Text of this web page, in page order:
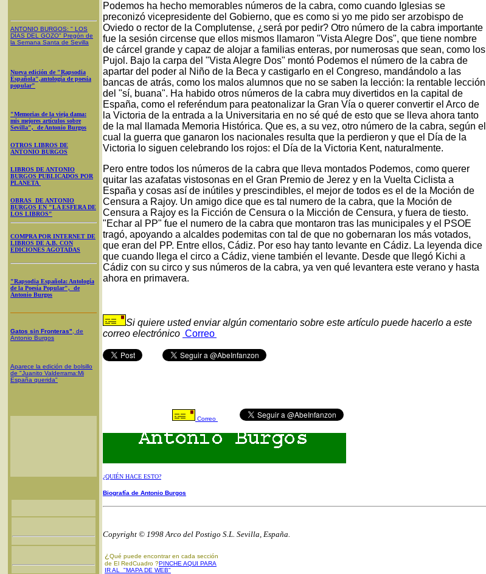
ANTONIO BURGOS: " LOS
DÍAS DEL GOZO" Pregón de
la Semana Santa de Sevilla
Nueva edición de "Rapsodia
Española",antología de poesía
popular"
"Memorias de la vieja dama:
mis mejores artículos sobre
Sevilla", de Antonio Burgos
OTROS LIBROS DE
ANTONIO BURGOS
LIBROS DE ANTONIO
BURGOS PUBLICADOS POR
PLANETA
OBRAS DE ANTONIO
BURGOS EN "LA ESFERA DE
LOS LIBROS"
COMPRA POR INTERNET DE
LIBROS DE A.B. CON
EDICIONES AGOTADAS
"Rapsodia Española: Antología
de la Poesía Popular", de
Antonio Burgos
Gatos sin Fronteras" , de
Antonio Burgos
Aparece la edición de bolsillo
de "Juanito Valderrama:Mi
España querida"
Podemos ha hecho memorables números de la cabra, como cuando Iglesias se
preconizó vicepresidente del Gobierno, que es como si yo me pido ser arzobispo de
Oviedo o rector de la Complutense, ¿será por pedir? Otro número de la cabra importante
fue la sesión circense que ellos mismos llamaron "Vista Alegre Dos", que tiene nombre
de cárcel grande y capaz de alojar a familias enteras, por numerosas que sean, como los
Pujol. Bajo la carpa del "Vista Alegre Dos" montó Podemos el número de la cabra de
apartar del poder al Niño de la Beca y castigarlo en el Congreso, mandándolo a las
bancas de atrás, como los malos alumnos que no se saben la lección: la rentable lección
del "sí, buana". Ha habido otros números de la cabra muy divertidos en la capital de
España, como el referéndum para peatonalizar la Gran Vía o querer convertir el Arco de
la Victoria de la entrada a la Universitaria en no sé qué de esto que se lleva ahora tanto
de la mal llamada Memoria Histórica. Que es, a su vez, otro número de la cabra, según el
cual la guerra que ganaron los nacionales resulta que la perdieron y que el Día de la
Victoria lo siguen celebrando los rojos: el Día de la Victoria Kent, naturalmente.
Pero entre todos los números de la cabra que lleva montados Podemos, como querer
quitar las azafatas vistosonas en el Gran Premio de Jerez y en la Vuelta Ciclista a
España y cosas así de inútiles y prescindibles, el mejor de todos es el de la Moción de
Censura a Rajoy. Un amigo dice que es tal numero de la cabra, que la Moción de
Censura a Rajoy es la Ficción de Censura o la Micción de Censura, y fuera de tiesto.
"Echar al PP" fue el numero de la cabra que montaron tras las municipales y el PSOE
tragó, apoyando a alcaldes podemitas con tal de que no gobernaran los más votados,
que eran del PP. Entre ellos, Cádiz. Por eso hay tanto levante en Cádiz. La leyenda dice
que cuando llega el circo a Cádiz, viene también el levante. Desde que llegó Kichi a
Cádiz con su circo y sus números de la cabra, ya ven qué levantera este verano y hasta
ahora en primavera.
Si quiere usted enviar algún comentario sobre este artículo puede hacerlo a este
correo electrónico Correo
Correo
¿QUIÉN HACE ESTO?
Biografía de Antonio Burgos
Copyright © 1998 Arco del Postigo S.L. Sevilla, España.
¿ Qué puede encontrar en cada sección
de El RedCuadro ?PINCHE AQUI PARA
IR AL "MAPA DE WEB"